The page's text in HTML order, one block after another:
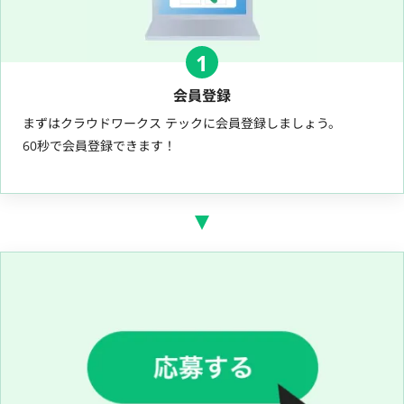
1
会員登録
まずはクラウドワークス テックに会員登録しましょう。
60秒で会員登録できます！